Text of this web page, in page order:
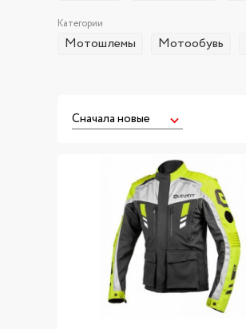
Категории
Мотошлемы Мотообувь